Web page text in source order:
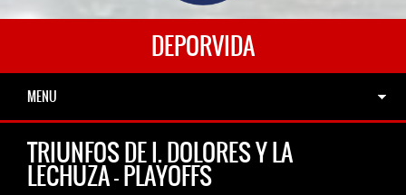
DEPORVIDA
MENU
TRIUNFOS DE I. DOLORES Y LA
LECHUZA – PLAYOFFS